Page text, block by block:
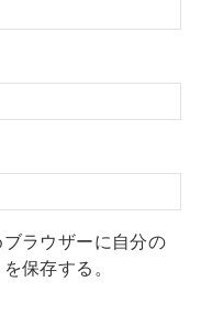
ラウザーに自分の
保存する。